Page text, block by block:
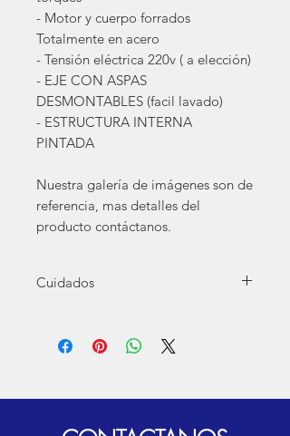
- Motor y cuerpo forrados
Totalmente en acero
- Tensión eléctrica 220v ( a elección)
- EJE CON ASPAS
DESMONTABLES (facil lavado)
- ESTRUCTURA INTERNA
PINTADA
Nuestra galería de imágenes son de
referencia, mas detalles del
producto contáctanos.
Cuidados
Limpieza cuando termine de utilizar el
tamaños segun corresponda.